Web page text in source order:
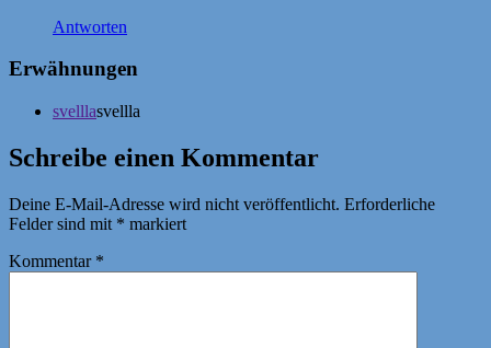
Antworten
Erwähnungen
svelllasvellla
Schreibe einen Kommentar
Deine E-Mail-Adresse wird nicht veröffentlicht. Erforderliche
Felder sind mit * markiert
Kommentar *